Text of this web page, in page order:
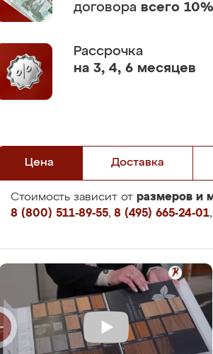
договора всего 10%
Рассрочка
на 3, 4, 6 месяцев
Цена Доставка
Стоимость зависит от размеров и
8 (800) 511-89-55, 8 (495) 665-24-01,